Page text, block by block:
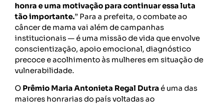
honra e uma motivação para continuar essa luta
tão importante.” Para a prefeita, o combate ao
câncer de mama vai além de campanhas
institucionais — é uma missão de vida que envolve
conscientização, apoio emocional, diagnóstico
precoce e acolhimento às mulheres em situação de
vulnerabilidade.
O Prêmio Maria Antonieta Regal Dutra é uma das
maiores honrarias do país voltadas ao